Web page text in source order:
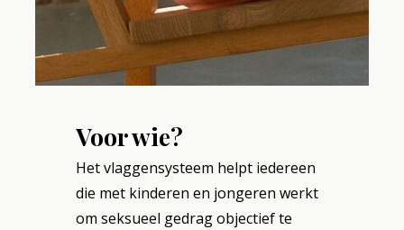
Voor wie?
Het vlaggensysteem helpt iedereen
die met kinderen en jongeren werkt
om seksueel gedrag objectief te